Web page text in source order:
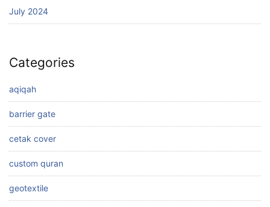
July 2024
Categories
aqiqah
barrier gate
cetak cover
custom quran
geotextile